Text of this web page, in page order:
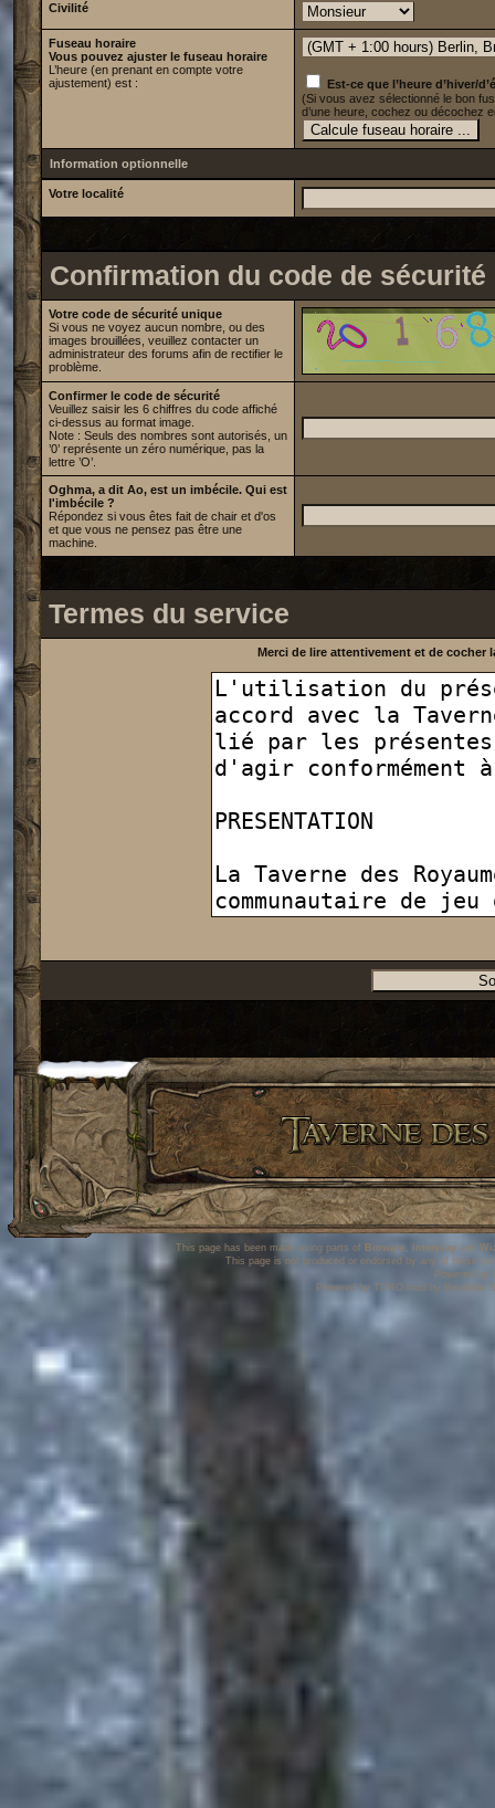
Civilité
Fuseau horaire
Vous pouvez ajuster le fuseau horaire
L’heure (en prenant en compte votre
ajustement) est :
Est-ce que l’heure d’hiver/
(Si vous avez sélectionné le bon
d’une heure, cochez ou décochez
Information optionnelle
Votre localité
Confirmation du code de sécurité
Votre code de sécurité unique
Si vous ne voyez aucun nombre, ou des
images brouillées, veuillez contacter un
administrateur des forums afin de rectifier le
problème.
Confirmer le code de sécurité
Veuillez saisir les 6 chiffres du code affiché
ci-dessus au format image.
Note : Seuls des nombres sont autorisés, un
’0’ représente un zéro numérique, pas la
lettre ’O’.
Oghma, a dit Ao, est un imbécile. Qui est
l'imbécile ?
Répondez si vous êtes fait de chair et d'os
et que vous ne pensez pas être une
machine.
Termes du service
Merci de lire attentivement et de cocher
This page has been made using parts of Bioware, Interplay and
This page is not produced or endorsed by any of these
Powered by
Powered by TDRO mod by Brunhilda